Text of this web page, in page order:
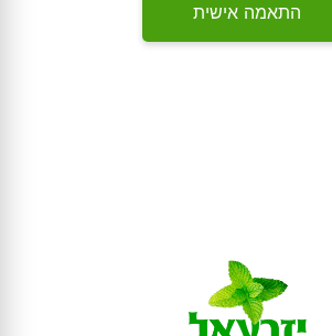
התאמה אישית